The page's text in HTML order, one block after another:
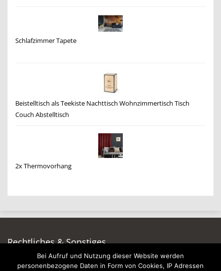
Schlafzimmer Tapete
Beistelltisch als Teekiste Nachttisch Wohnzimmertisch Tisch
Couch Abstelltisch
2x Thermovorhang
Rechtliches & Sonstiges
Auf dieser Seite werben
Bei Aufruf und Nutzung dieser Website werden
personenbezogene Daten in Form von Cookies, IP Adressen